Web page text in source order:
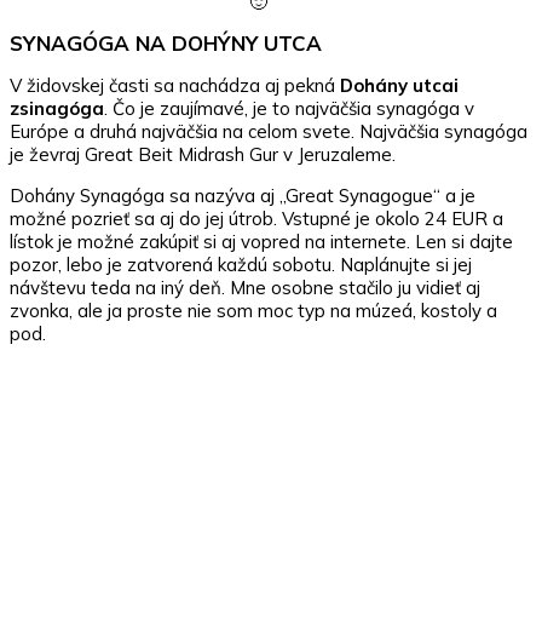
SYNAGÓGA NA DOHÝNY UTCA
V židovskej časti sa nachádza aj pekná Dohány utcai
zsinagóga. Čo je zaujímavé, je to najväčšia synagóga v
Európe a druhá najväčšia na celom svete. Najväčšia synagóga
je ževraj Great Beit Midrash Gur v Jeruzaleme.
Dohány Synagóga sa nazýva aj „Great Synagogue“ a je
možné pozrieť sa aj do jej útrob. Vstupné je okolo 24 EUR a
lístok je možné zakúpiť si aj vopred na internete. Len si dajte
pozor, lebo je zatvorená každú sobotu. Naplánujte si jej
návštevu teda na iný deň. Mne osobne stačilo ju vidieť aj
zvonka, ale ja proste nie som moc typ na múzeá, kostoly a
pod.